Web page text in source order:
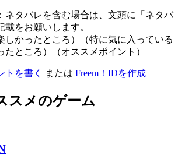
ネタバレを含む場合は、文頭に「ネタバ
をお願いします。
しかったところ）（特に気に入っている
たところ）（オススメポイント）
トを書く または Freem！IDを作成
スメのゲーム